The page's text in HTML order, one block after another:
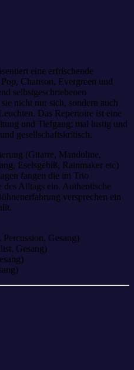
eine erfrischende
Chanson, Evergreen und
selbstgeschriebenen
nicht nur sich, sondern auch
Das Repertoire ist eine
und Tiefgang; mal lustig und
gesellschaftskritisch.
(Gitarre, Mandoline,
Eselsgebiß, Rainmaker etc)
fangen die im Trio
des Alltags ein. Authentische
versprechen ein
Gesang)
Gesang)